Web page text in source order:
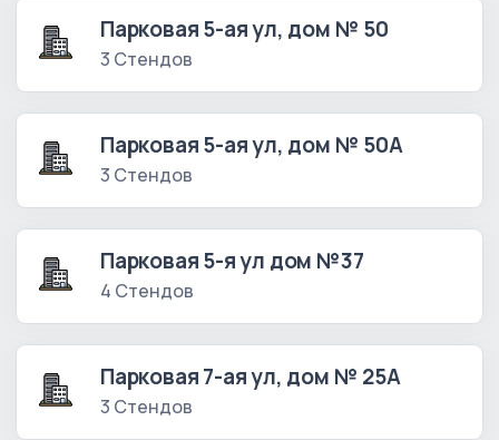
Парковая 5-ая ул, дом № 50
3 Стендов
Парковая 5-ая ул, дом № 50А
3 Стендов
Парковая 5-я ул дом №37
4 Стендов
Парковая 7-ая ул, дом № 25А
3 Стендов